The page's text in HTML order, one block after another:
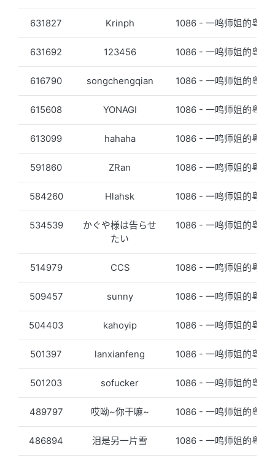
631827 Krinph 1086 - 一鸣师姐的粤语
631692 123456 1086 - 一鸣师姐的粤语
616790 songchengqian 1086 - 一鸣师姐的粤语
615608 YONAGI 1086 - 一鸣师姐的粤语
613099 hahaha 1086 - 一鸣师姐的粤语
591860 ZRan 1086 - 一鸣师姐的粤语
584260 Hlahsk 1086 - 一鸣师姐的粤语
534539
かぐや様は告らせ
たい
1086 - 一鸣师姐的粤语
514979 CCS 1086 - 一鸣师姐的粤语
509457 sunny 1086 - 一鸣师姐的粤语
504403 kahoyip 1086 - 一鸣师姐的粤语
501397 lanxianfeng 1086 - 一鸣师姐的粤语
501203 sofucker 1086 - 一鸣师姐的粤语
489797 哎呦~你干嘛~ 1086 - 一鸣师姐的粤语
486894 泪是另一片雪 1086 - 一鸣师姐的粤语